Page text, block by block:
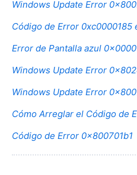
Windows Update Error
Código de Error 0xc0000185
Error de Pantalla azul
Windows Update Error
Windows Update Error
Cómo Arreglar el Código de
Código de Error 0x800701b1